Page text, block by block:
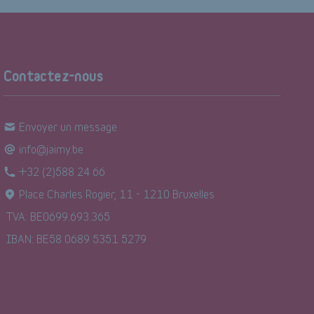
Contactez-nous
Envoyer un message
info@jaimy.be
+32 (2)588 24 66
Place Charles Rogier, 11 - 1210 Bruxelles
TVA: BE0699.693.365
IBAN: BE58 0689 5351 5279